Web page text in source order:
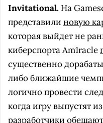
Invitational. На
представили новую
которая выйдет не
киберспорта Am1racle
существенно
либо ближайшие
логично провести
когда игру выпустят
разработчики